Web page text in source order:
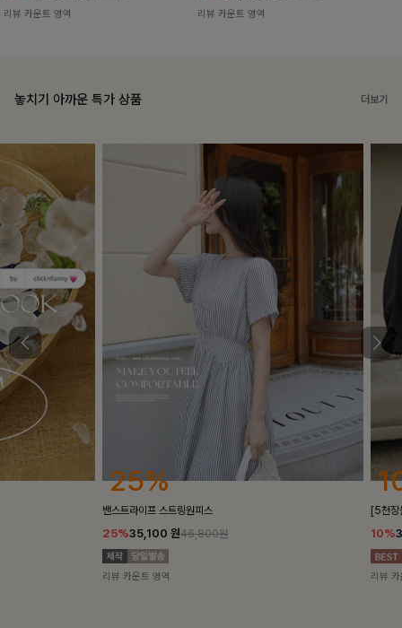
리뷰 카운트 영역 리뷰 카운트 영역
놓치기 아까운 특가 상품 더보기
25%
밴스트라이프 스트링원피스
35,100원46,800원
리뷰 카운트 영역
10%
[5천장돌파/
리뷰 카운트 영